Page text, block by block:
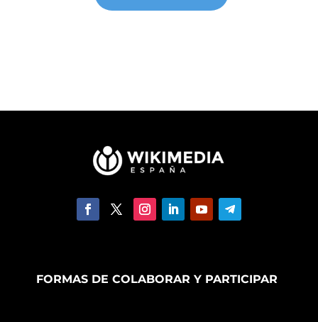
FORMAS DE COLABORAR Y PARTICIPAR